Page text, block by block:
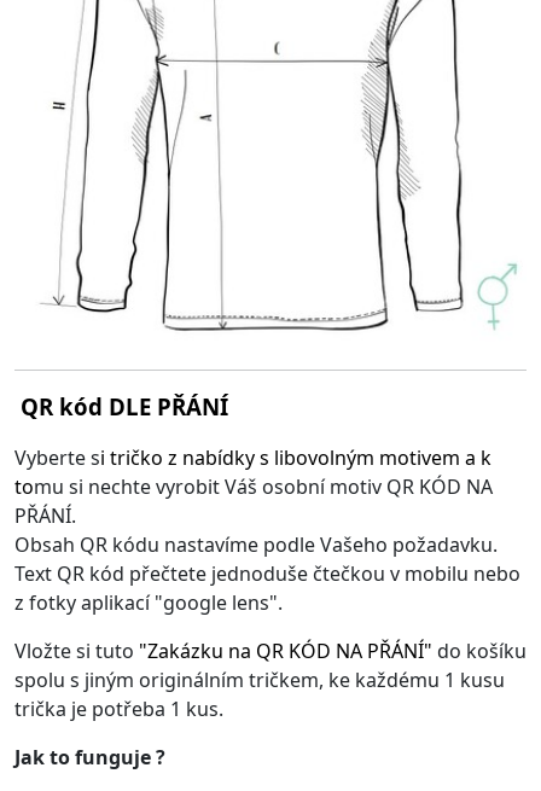
QR kód DLE PŘÁNÍ
Vyberte si tričko z nabídky s libovolným motivem a k
tomu si nechte vyrobit Váš osobní motiv QR KÓD NA
PŘÁNÍ.
Obsah QR kódu nastavíme podle Vašeho požadavku.
Text QR kód přečtete jednoduše čtečkou v mobilu nebo
z fotky aplikací "google lens".
Vložte si tuto "Zakázku na QR KÓD NA PŘÁNÍ" do košíku
spolu s jiným originálním tričkem, ke každému 1 kusu
trička je potřeba 1 kus.
Jak to funguje ?